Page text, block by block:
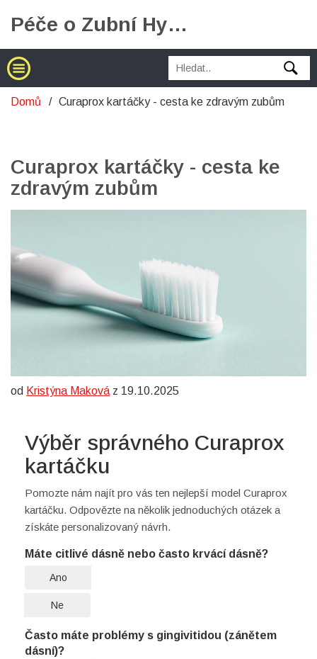
Péče o Zubní Hygienu
Domů Curaprox kartáčky - cesta ke zdravým zubům
Curaprox kartáčky - cesta ke
zdravým zubům
od Kristýna Maková z 19.10.2025
Výběr správného Curaprox
kartáčku
Pomozte nám najít pro vás ten nejlepší model Curaprox
kartáčku. Odpovězte na několik jednoduchých otázek a
získáte personalizovaný návrh.
Máte citlivé dásně nebo často krvácí dásně?
Ano
Ne
Často máte problémy s gingivitidou (zánětem
dásní)?